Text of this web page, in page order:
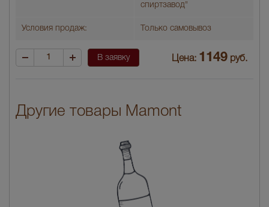
спиртзавод"
Условия продаж: Только самовывоз
В заявку Цена: 1149 руб.
Другие товары Mamont